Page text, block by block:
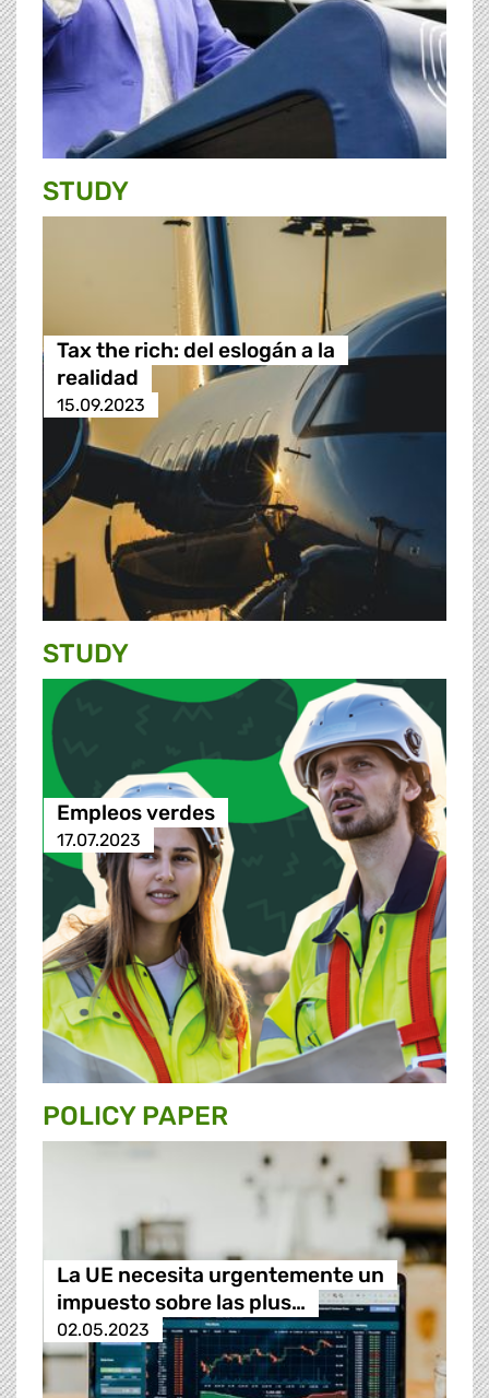
STUDY
Tax the rich: del eslogán a la
realidad
15.09.2023
STUDY
Empleos verdes
17.07.2023
POLICY PAPER
La UE necesita urgentemente un
impuesto sobre las plus…
02.05.2023